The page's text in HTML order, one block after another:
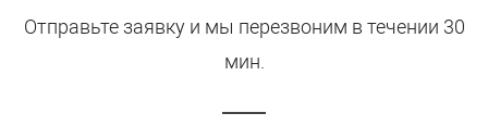
Отправьте заявку и мы перезвоним в течении 30
мин.